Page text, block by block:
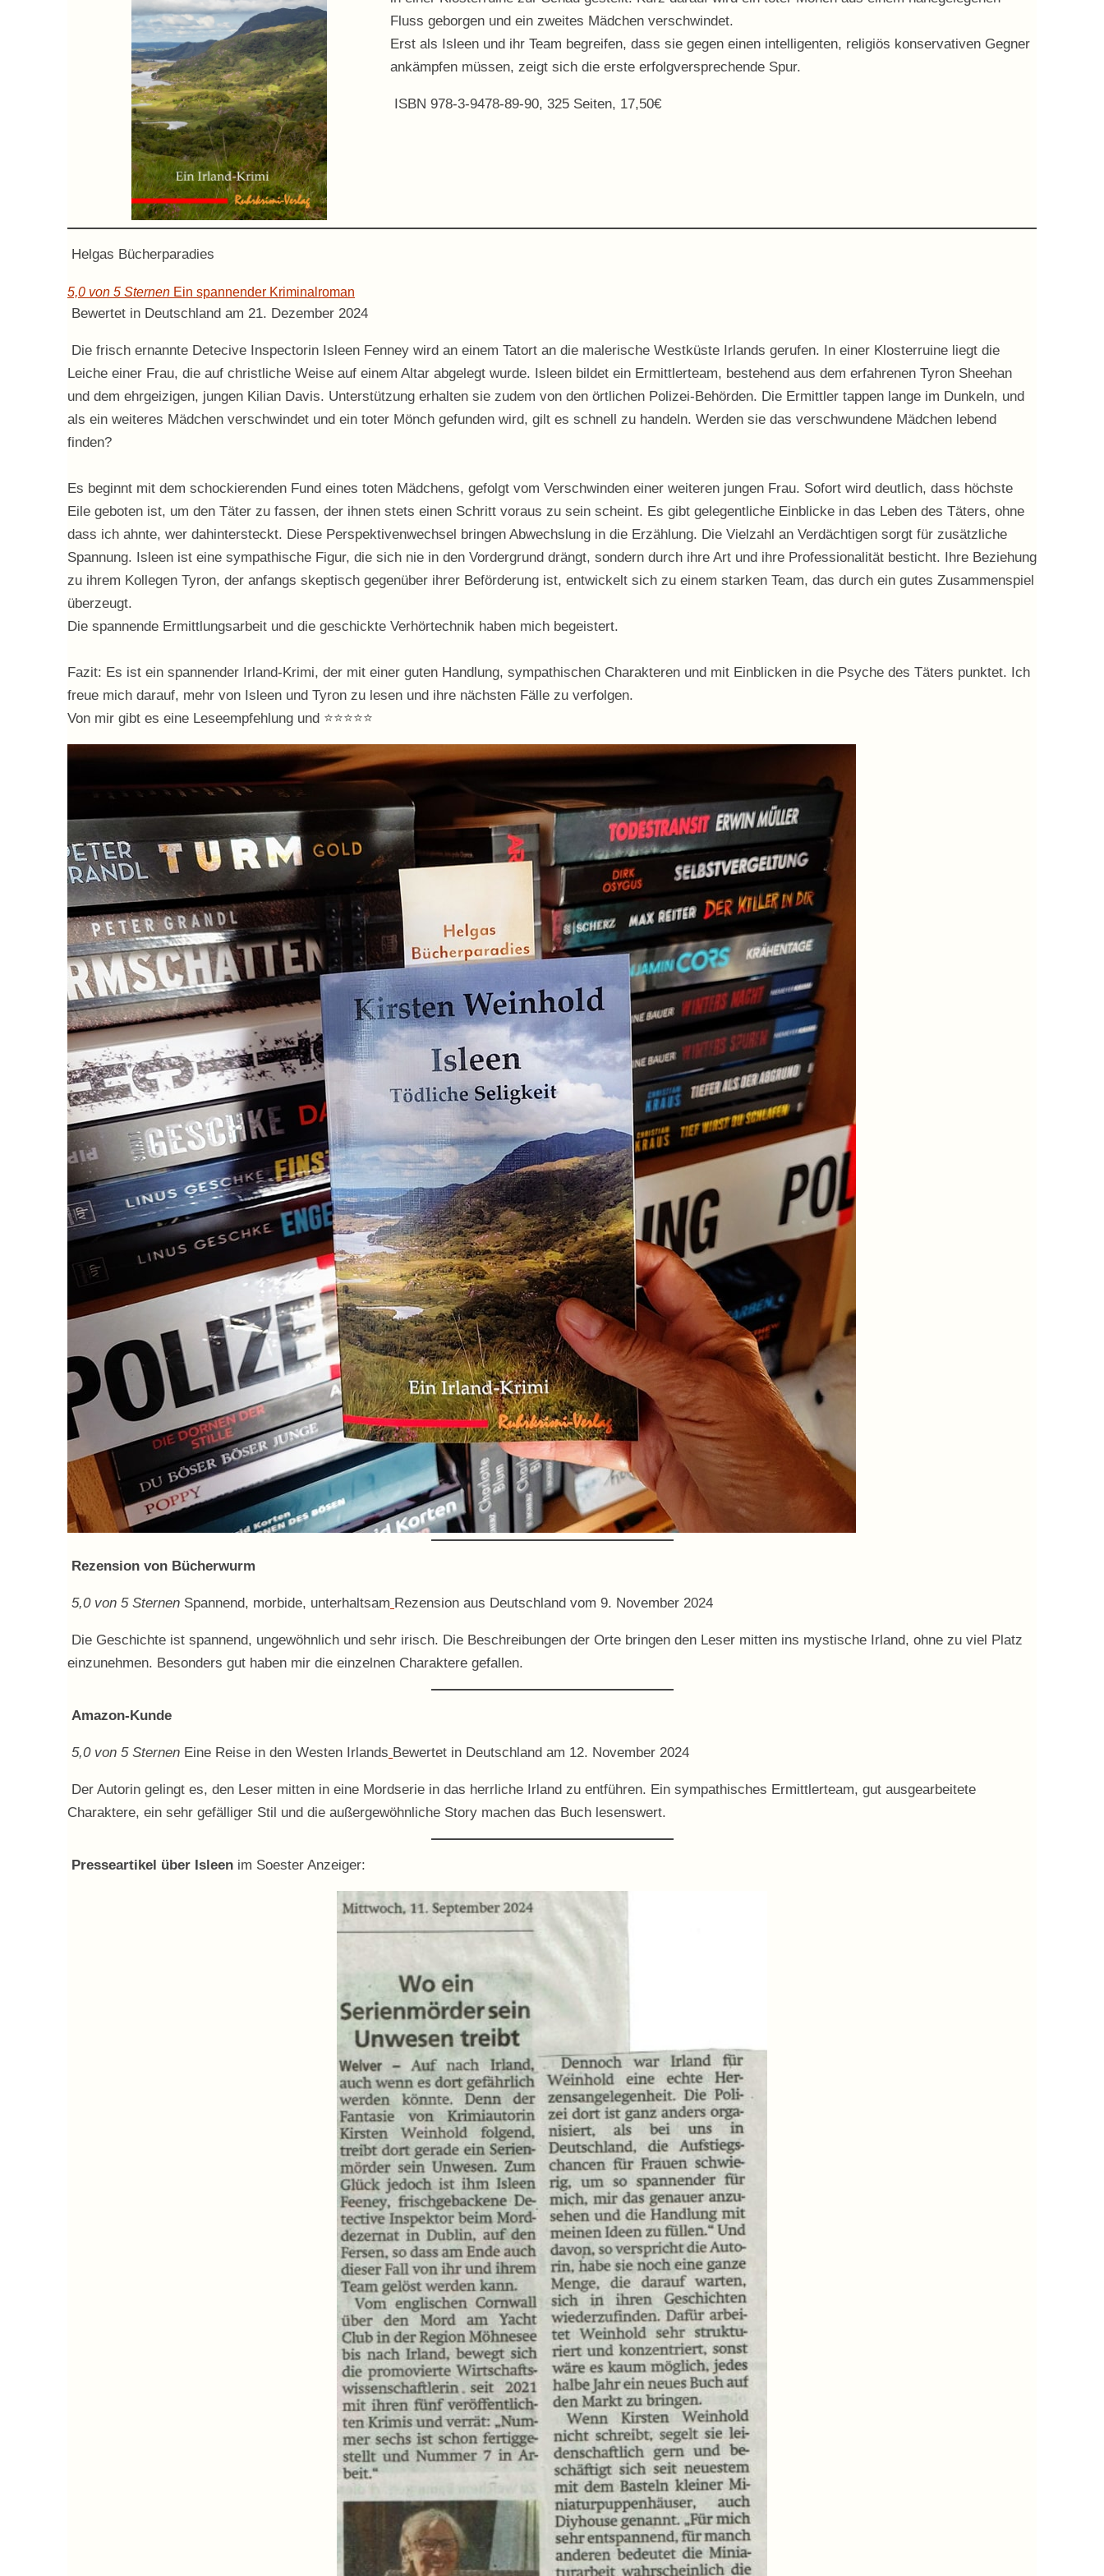
Fluss geborgen und ein zweites Mädchen verschwindet.
Erst als Isleen und ihr Team begreifen, dass sie gegen einen intelligenten, religiös konservativen Gegner
ankämpfen müssen, zeigt sich die erste erfolgversprechende Spur.
ISBN 978-3-9478-89-90, 325 Seiten, 17,50€
Helgas Bücherparadies
5,0 von 5 Sternen Ein spannender Kriminalroman
Bewertet in Deutschland am 21. Dezember 2024
Die frisch ernannte Detecive Inspectorin Isleen Fenney wird an einem Tatort an die malerische Westküste Irlands gerufen. In einer Klosterruine liegt die
Leiche einer Frau, die auf christliche Weise auf einem Altar abgelegt wurde. Isleen bildet ein Ermittlerteam, bestehend aus dem erfahrenen Tyron Sheehan
und dem ehrgeizigen, jungen Kilian Davis. Unterstützung erhalten sie zudem von den örtlichen Polizei-Behörden. Die Ermittler tappen lange im Dunkeln, und
als ein weiteres Mädchen verschwindet und ein toter Mönch gefunden wird, gilt es schnell zu handeln. Werden sie das verschwundene Mädchen lebend
finden?
Es beginnt mit dem schockierenden Fund eines toten Mädchens, gefolgt vom Verschwinden einer weiteren jungen Frau. Sofort wird deutlich, dass höchste
Eile geboten ist, um den Täter zu fassen, der ihnen stets einen Schritt voraus zu sein scheint. Es gibt gelegentliche Einblicke in das Leben des Täters, ohne
dass ich ahnte, wer dahintersteckt. Diese Perspektivenwechsel bringen Abwechslung in die Erzählung. Die Vielzahl an Verdächtigen sorgt für zusätzliche
Spannung. Isleen ist eine sympathische Figur, die sich nie in den Vordergrund drängt, sondern durch ihre Art und ihre Professionalität besticht. Ihre Beziehung
zu ihrem Kollegen Tyron, der anfangs skeptisch gegenüber ihrer Beförderung ist, entwickelt sich zu einem starken Team, das durch ein gutes Zusammenspiel
überzeugt.
Die spannende Ermittlungsarbeit und die geschickte Verhörtechnik haben mich begeistert.
Fazit: Es ist ein spannender Irland-Krimi, der mit einer guten Handlung, sympathischen Charakteren und mit Einblicken in die Psyche des Täters punktet. Ich
freue mich darauf, mehr von Isleen und Tyron zu lesen und ihre nächsten Fälle zu verfolgen.
Von mir gibt es eine Leseempfehlung und ⭐⭐⭐⭐⭐
Rezension von Bücherwurm
5,0 von 5 Sternen Spannend, morbide, unterhaltsam Rezension aus Deutschland vom 9. November 2024
Die Geschichte ist spannend, ungewöhnlich und sehr irisch. Die Beschreibungen der Orte bringen den Leser mitten ins mystische Irland, ohne zu viel Platz
einzunehmen. Besonders gut haben mir die einzelnen Charaktere gefallen.
Amazon-Kunde
5,0 von 5 Sternen Eine Reise in den Westen Irlands Bewertet in Deutschland am 12. November 2024
Der Autorin gelingt es, den Leser mitten in eine Mordserie in das herrliche Irland zu entführen. Ein sympathisches Ermittlerteam, gut ausgearbeitete
Charaktere, ein sehr gefälliger Stil und die außergewöhnliche Story machen das Buch lesenswert.
Presseartikel über Isleen im Soester Anzeiger: